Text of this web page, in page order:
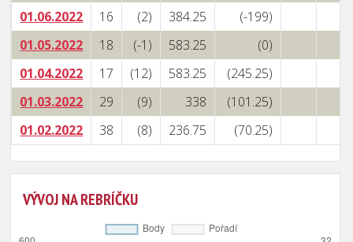
01.06.2022
16 (2) 384.25
(-199)
01.05.2022
18 (-1) 583.25
(0)
01.04.2022
17 (12) 583.25
(245.25)
01.03.2022
29 (9) 338
(101.25)
01.02.2022
38 (8) 236.75 (70.25)
VÝVOJ NA REBRÍČKU